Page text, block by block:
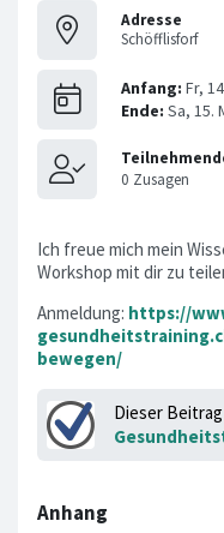
Adresse
Schöfflisforf
Ich freue mich mein
Workshop mit dir zu
Anmeldung: https://
bewegen/
Dieser